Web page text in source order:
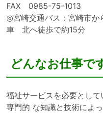
FAX 0985-75-1013
◎宮崎交通バス：宮崎市か
車 北へ徒歩で約15分
どんなお仕事で
福祉サービスを必要として
専門的 な知識と技術によ